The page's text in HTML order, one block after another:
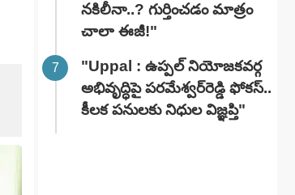
నకిలీనా..? గుర్తించడం మాత్రం
చాలా ఈజీ!"
"Uppal : ఉప్పల్ నియోజకవర్గ
అభివృద్ధిపై పరమేశ్వర్‌రెడ్డి ఫోకస్..
కీలక పనులకు నిధుల విజ్ఞప్తి"